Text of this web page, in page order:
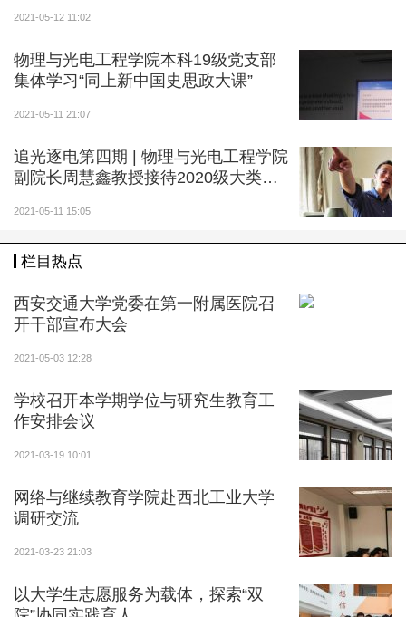
2021-05-12 11:02
物理与光电工程学院本科19级党支部
集体学习“同上新中国史思政大课”
2021-05-11 21:07
追光逐电第四期 | 物理与光电工程学院
副院长周慧鑫教授接待2020级大类新
2021-05-11 15:05
栏目热点
西安交通大学党委在第一附属医院召
开干部宣布大会
2021-05-03 12:28
学校召开本学期学位与研究生教育工
作安排会议
2021-03-19 10:01
网络与继续教育学院赴西北工业大学
调研交流
2021-03-23 21:03
以大学生志愿服务为载体，探索“双